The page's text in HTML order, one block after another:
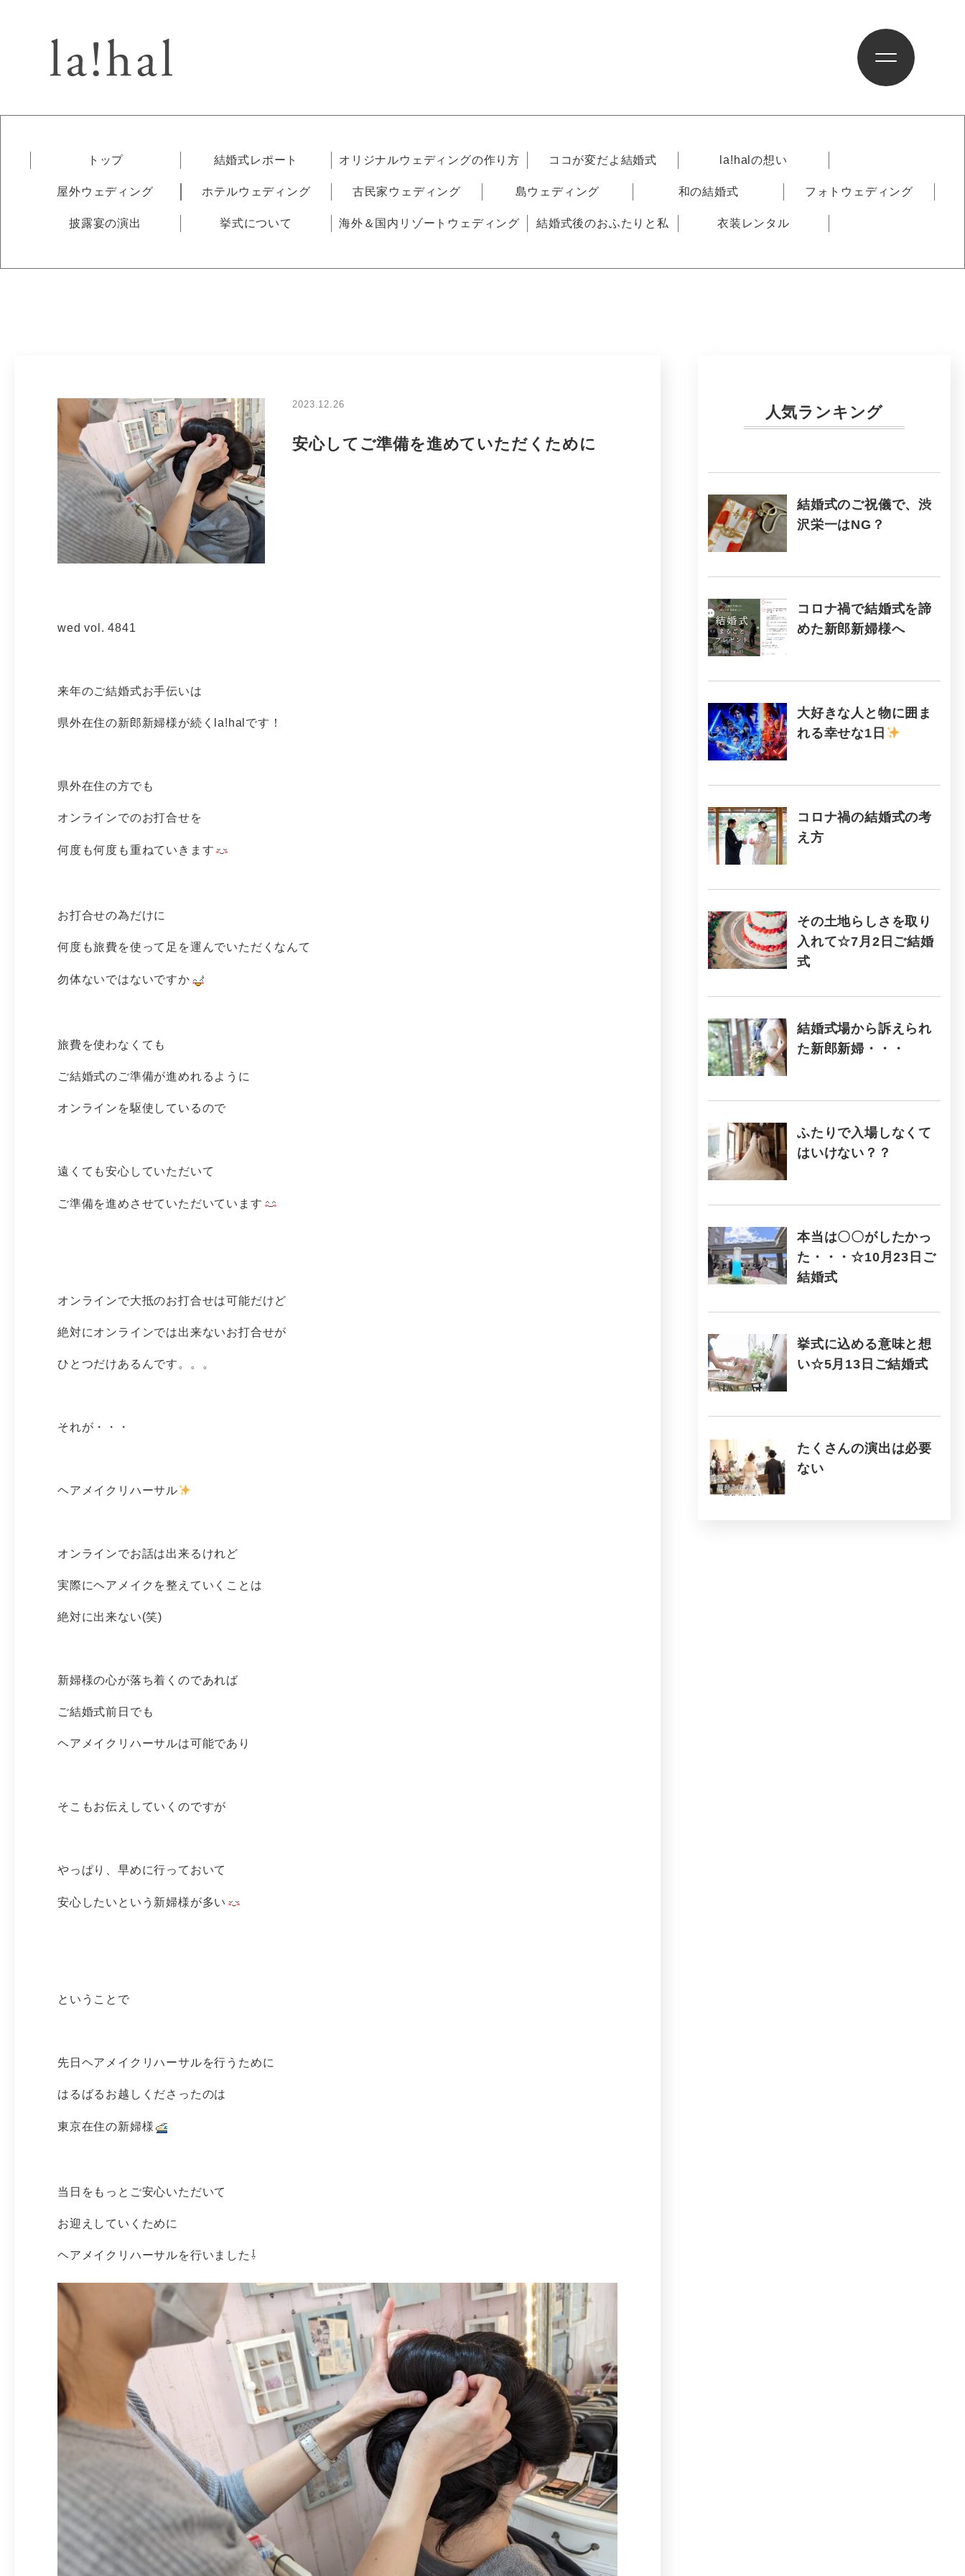
トップ 結婚式レポート オリジナルウェディングの作り方 ココが変だよ結婚式 la!halの想い
屋外ウェディング ホテルウェディング 古民家ウェディング 島ウェディング 和の結婚式 フォトウェディング
披露宴の演出 挙式について 海外＆国内リゾートウェディング 結婚式後のおふたりと私 衣装レンタル
2023.12.26
安心してご準備を進めていただくために
wed vol. 4841
来年のご結婚式お手伝いは
県外在住の新郎新婦様が続くla!halです！
県外在住の方でも
オンラインでのお打合せを
何度も何度も重ねていきます
お打合せの為だけに
何度も旅費を使って足を運んでいただくなんて
勿体ないではないですか
旅費を使わなくても
ご結婚式のご準備が進めれるように
オンラインを駆使しているので
遠くても安心していただいて
ご準備を進めさせていただいています
オンラインで大抵のお打合せは可能だけど
絶対にオンラインでは出来ないお打合せが
ひとつだけあるんです。。。
それが・・・
ヘアメイクリハーサル
オンラインでお話は出来るけれど
実際にヘアメイクを整えていくことは
絶対に出来ない(笑)
新婦様の心が落ち着くのであれば
ご結婚式前日でも
ヘアメイクリハーサルは可能であり
そこもお伝えしていくのですが
やっぱり、早めに行っておいて
安心したいという新婦様が多い
ということで
先日ヘアメイクリハーサルを行うために
はるばるお越しくださったのは
東京在住の新婦様
当日をもっとご安心いただいて
お迎えしていくために
ヘアメイクリハーサルを行いました⇩
人気ランキング
結婚式のご祝儀で、渋
沢栄一はNG？
コロナ禍で結婚式を諦
めた新郎新婦様へ
大好きな人と物に囲ま
れる幸せな1日
コロナ禍の結婚式の考
え方
その土地らしさを取り
入れて☆7月2日ご結婚
式
結婚式場から訴えられ
た新郎新婦・・・
ふたりで入場しなくて
はいけない？？
本当は〇〇がしたかっ
た・・・☆10月23日ご
結婚式
挙式に込める意味と想
い☆5月13日ご結婚式
たくさんの演出は必要
ない